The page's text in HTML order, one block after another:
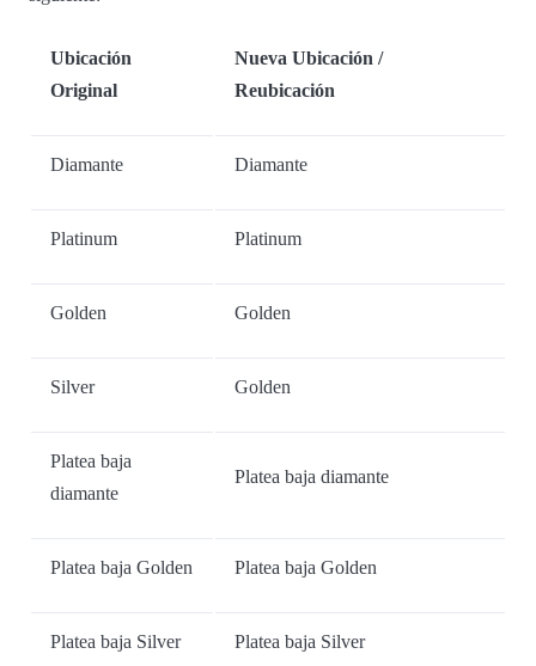
Ubicación
Original
Nueva Ubicación /
Reubicación
Diamante Diamante
Platinum Platinum
Golden Golden
Silver Golden
Platea baja
diamante
Platea baja diamante
Platea baja Golden Platea baja Golden
Platea baja Silver Platea baja Silver